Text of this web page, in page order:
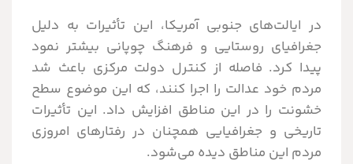
در ایالت‌های جنوبی آمریکا، این تأثیرات به دلیل
جغرافیای روستایی و فرهنگ چوپانی بیشتر نمود
پیدا کرد. فاصله از کنترل دولت مرکزی باعث شد
مردم خود عدالت را اجرا کنند، که این موضوع سطح
خشونت را در این مناطق افزایش داد. این تأثیرات
تاریخی و جغرافیایی همچنان در رفتارهای امروزی
مردم این مناطق دیده می‌شود.